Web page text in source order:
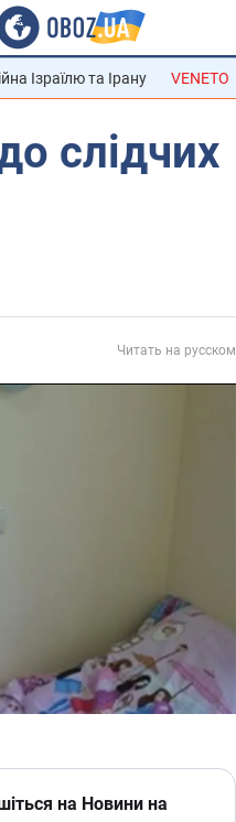
Ізраїлю та Ірану VENETO
слідчих
Читать на русском
на Новини на